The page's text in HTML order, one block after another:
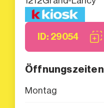
ID: 29054
Öffnungszeiten
Montag